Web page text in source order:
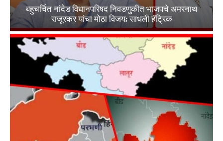
बहुचर्चित नांदेड विधानपरिषद निवडणुकीत भाजपचे अमरनाथ
राजूरकर यांचा मोठा विजय; साधली हॅट्रिक